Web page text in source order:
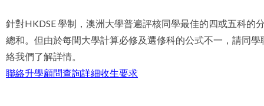
針對HKDSE學制，澳洲大學普遍評核同學最佳的四或五科的
總和。但由於每間大學計算必修及選修科的公式不一，請同學
絡我們了解詳情。
聯絡升學顧問查詢詳細收生要求